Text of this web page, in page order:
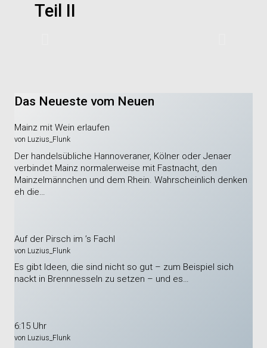
Teil II
Das Neueste vom Neuen
Mainz mit Wein erlaufen
von Luzius_Flunk
Der handelsübliche Hannoveraner, Kölner oder Jenaer
verbindet Mainz normalerweise mit Fastnacht, den
Mainzelmännchen und dem Rhein. Wahrscheinlich denken
eh die…
Auf der Pirsch im ’s Fachl
von Luzius_Flunk
Es gibt Ideen, die sind nicht so gut – zum Beispiel sich
nackt in Brennnesseln zu setzen – und es…
6:15 Uhr
von Luzius_Flunk